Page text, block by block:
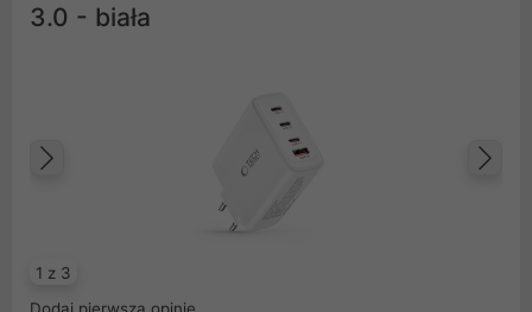
3.0 - biała
1 z 3